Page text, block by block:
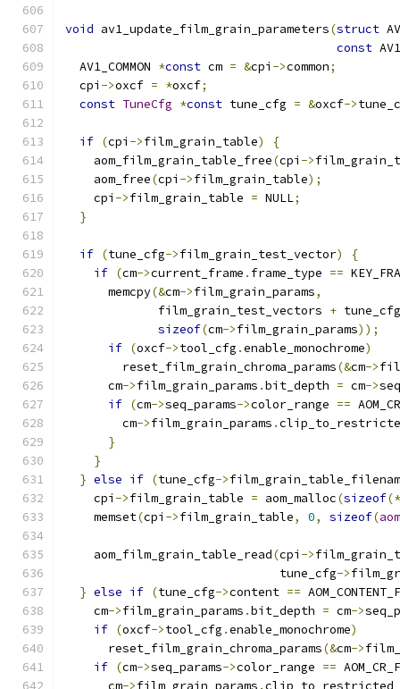
void av1_update_film_grain_parameters(struct
const
  AV1_COMMON
*const cm = &cpi ->common;
  cpi
->oxcf = *oxcf;
const TuneCfg *const tune_cfg = &oxcf->
if (cpi ->film_grain_table)
{
    aom_film_grain_table_free
(cpi ->
    aom_free
(cpi ->film_grain_table);
    cpi
->film_grain_table = NULL;
}
if (tune_cfg->film_grain_test_vector)
{
if (cm->current_frame . frame_type ==
      memcpy
(&cm->film_grain_params,
             film_grain_test_vectors
+ tune_cfg
sizeof(cm->film_grain_params));
if (oxcf->tool_cfg .enable_monochrome)
        reset_film_grain_chroma_params
(&cm->
      cm
->film_grain_params .bit_depth = cm->
if (cm->seq_params->color_range ==
        cm
->film_grain_params .
}
}
} else if (tune_cfg->
    cpi
->film_grain_table = aom_malloc(sizeof(*
    memset
(cpi ->film_grain_table, 0, sizeof(
    aom_film_grain_table_read
(cpi ->
                              tune_cfg
->
} else if (tune_cfg->content ==
    cm
->film_grain_params .bit_depth = cm->
if (oxcf->tool_cfg .enable_monochrome)
      reset_film_grain_chroma_params
(&cm->
if (cm->seq_params->color_range ==
      cm
->film_grain_params .